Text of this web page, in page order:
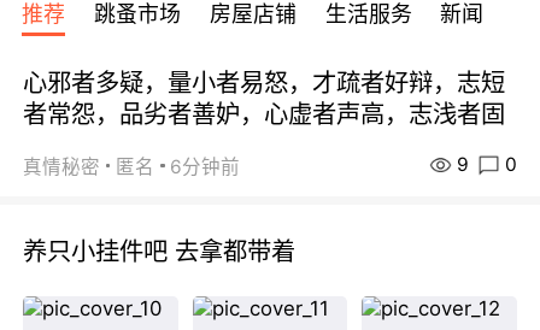
宾馆 108欧/天起
全程756欧/位
欧/天起 ~包拼房
每周铁发！
推荐 跳蚤市场 房屋店铺 生活服务 新闻
心邪者多疑，量小者易怒，才疏者好辩，志短
者常怨，品劣者善妒，心虚者声高，志浅者固
真情秘密 匿名 6分钟前 9 0
养只小挂件吧 去拿都带着